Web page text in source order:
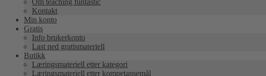
Om teaching funtastic
Kontakt
Min konto
Gratis
Info brukerkonto
Last ned gratismateriell
Butikk
Læringsmateriell etter kategori
Læringsmateriell etter kompetansemål